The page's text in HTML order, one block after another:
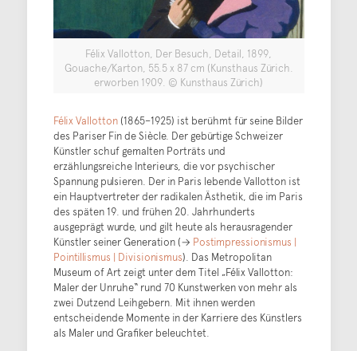
Félix Vallotton, Der Besuch, Detail, 1899,
Gouache/Karton, 55.5 x 87 cm (Kunsthaus Zürich.
erworben 1909. © Kunsthaus Zürich)
Félix Vallotton(1865–1925) ist berühmt für seine Bilder
des Pariser Fin de Siècle. Der gebürtige Schweizer
Künstler schuf gemalten Porträts und
erzählungsreiche Interieurs, die vor psychischer
Spannung pulsieren. Der in Paris lebende Vallotton ist
ein Hauptvertreter der radikalen Ästhetik, die im Paris
des späten 19. und frühen 20. Jahrhunderts
ausgeprägt wurde, und gilt heute als herausragender
Künstler seiner Generation (→ Postimpressionismus |
Pointillismus | Divisionismus). Das Metropolitan
Museum of Art zeigt unter dem Titel „Félix Vallotton:
Maler der Unruhe“ rund 70 Kunstwerken von mehr als
zwei Dutzend Leihgebern. Mit ihnen werden
entscheidende Momente in der Karriere des Künstlers
als Maler und Grafiker beleuchtet.